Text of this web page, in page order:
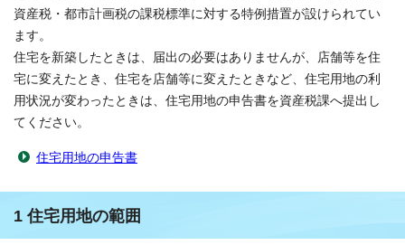
資産税・都市計画税の課税標準に対する特例措置が設けられてい
ます。
住宅を新築したときは、届出の必要はありませんが、店舗等を住
宅に変えたとき、住宅を店舗等に変えたときなど、住宅用地の利
用状況が変わったときは、住宅用地の申告書を資産税課へ提出し
てください。
住宅用地の申告書
1 住宅用地の範囲